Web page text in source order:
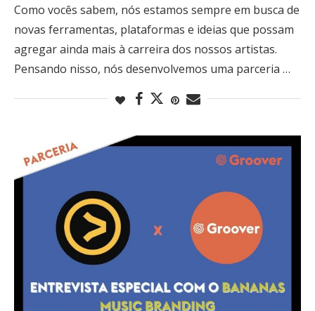
Como vocês sabem, nós estamos sempre em busca de
novas ferramentas, plataformas e ideias que possam
agregar ainda mais à carreira dos nossos artistas.
Pensando nisso, nós desenvolvemos uma parceria …